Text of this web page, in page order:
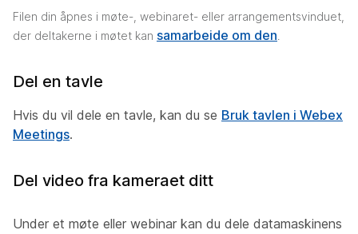
Filen din åpnes i møte-, webinaret- eller arrangementsvinduet,
der deltakerne i møtet kan samarbeide om den
Del en tavle
Hvis du vil dele en tavle, kan du se Bruk tavlen i Webex
Meetings.
Del video fra kameraet ditt
Under et møte eller webinar kan du dele datamaskinens